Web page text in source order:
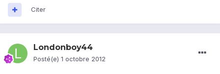
Citer
Londonboy44
Posté(e) 1 octobre 2012